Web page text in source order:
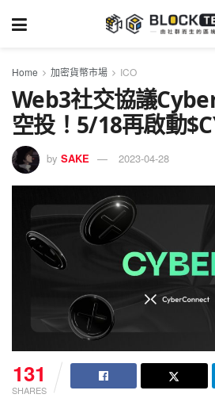
Home 加密貨幣市場 ICO
Web3社交協議
空投！5/18再啟動
by SAKE 2023-04-28
131
SHARES